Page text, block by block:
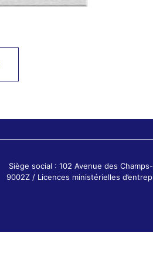
Siège social : 102 Avenue des
9002Z / Licences ministérielles